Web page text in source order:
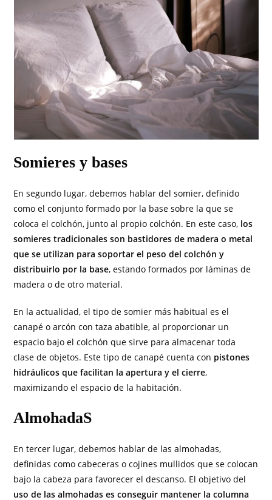
Somieres y bases
En segundo lugar, debemos hablar del somier, definido
como el conjunto formado por la base sobre la que se
coloca el colchón, junto al propio colchón. En este caso, los
somieres tradicionales son bastidores de madera o metal
que se utilizan para soportar el peso del colchón y
distribuirlo por la base, estando formados por láminas de
madera o de otro material.
En la actualidad, el tipo de somier más habitual es el
canapé o arcón con taza abatible, al proporcionar un
espacio bajo el colchón que sirve para almacenar toda
clase de objetos. Este tipo de canapé cuenta con pistones
hidráulicos que facilitan la apertura y el cierre,
maximizando el espacio de la habitación.
AlmohadaS
En tercer lugar, debemos hablar de las almohadas,
definidas como cabeceras o cojines mullidos que se colocan
bajo la cabeza para favorecer el descanso. El objetivo del
uso de las almohadas es conseguir mantener la columna